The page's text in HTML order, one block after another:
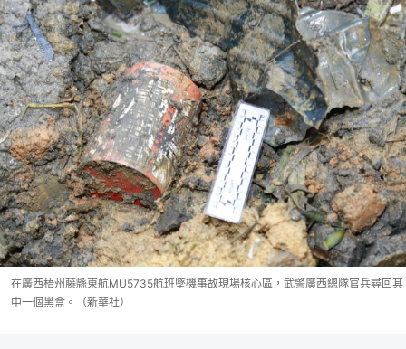
在廣西梧州藤縣東航MU5735航班墜機事故現場核心區，武警廣西總隊官兵尋回其
中一個黑盒。（新華社）